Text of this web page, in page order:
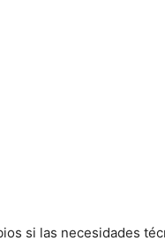
si las necesidades